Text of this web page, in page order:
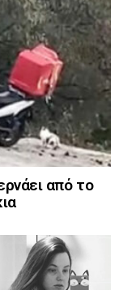
από το